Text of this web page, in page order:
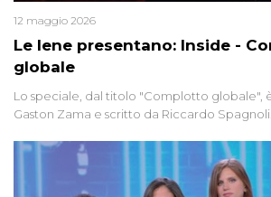
Le Iene presentano: Inside -
globale
12 maggio 2026
Lo speciale, dal titolo "Complotto globale",
Gaston Zama e scritto da Riccardo
racconta l'universo delle narrazioni
globali e del complottismo che negli ultimi
social network, talk show, piazze digitali e